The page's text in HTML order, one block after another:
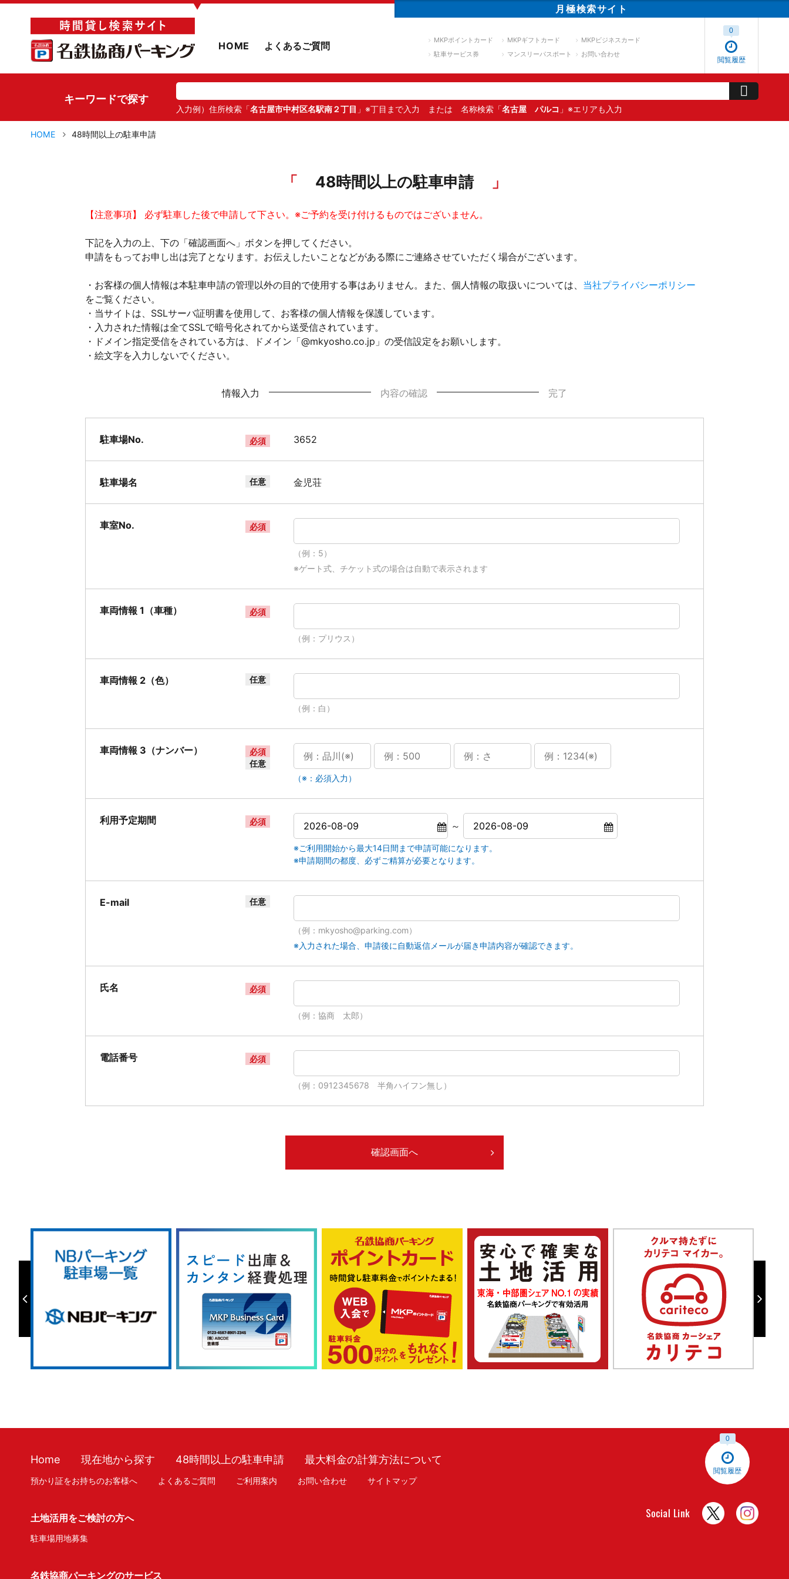
▼ 月極検索サイト
HOME よくあるご質問 MKPポイントカード MKPギフトカード
MKPビジネスカード
駐車サービス券
マンスリーパスポート お問い合わせ
閲覧履歴
0
キーワードで探す
入力例）住所検索「名古屋市中村区名駅南２丁目 」※丁目まで入力 または 名称検索「名古屋 パルコ 」※エリアも入力
HOME 48時間以上の駐車申請
48時間以上の駐車申請
【注意事項】 必ず駐車した後で申請して下さい。※ご予約を受け付けるものではございません。
下記を入力の上、下の「確認画面へ」ボタンを押してください。
申請をもってお申し出は完了となります。お伝えしたいことなどがある際にご連絡させていただく場合がございます。
・お客様の個人情報は本駐車申請の管理以外の目的で使用する事はありません。また、個人情報の取扱いについては、 当社プライバシーポリシー
をご覧ください。
・当サイトは、SSLサーバ証明書を使用して、お客様の個人情報を保護しています。
・入力された情報は全てSSLで暗号化されてから送受信されています。
・ドメイン指定受信をされている方は、ドメイン「@mkyosho.co.jp」の受信設定をお願いします。
・絵文字を入力しないでください。
情報入力 内容の確認 完了
駐車場No. 必須 3652
駐車場名 任意 金児荘
車室No. 必須
（例：5）
※ゲート式、チケット式の場合は自動で表示されます
車両情報 1（車種） 必須
（例：プリウス）
車両情報 2（色） 任意
（例：白）
車両情報 3（ナンバー）
必須
任意
（※：必須入力）
利用予定期間 必須 ～
※ご利用開始から最大14日間まで申請可能になります。
※申請期間の都度、必ずご精算が必要となります。
E-mail 任意
（例：mkyosho@parking.com）
※入力された場合、申請後に自動返信メールが届き申請内容が確認できます。
氏名 必須
（例：協商 太郎）
電話番号 必須
（例：0912345678 半角ハイフン無し）
閲覧履歴
0
Home 現在地から探す 48時間以上の駐車申請 最大料金の計算方法について
預かり証をお持ちのお客様へ よくあるご質問 ご利用案内 お問い合わせ サイトマップ
土地活用をご検討の方へ
駐車場用地募集
名鉄協商パーキングのサービス